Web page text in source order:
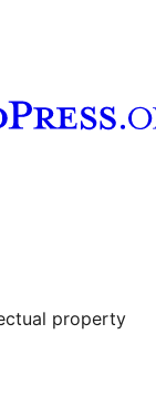
property